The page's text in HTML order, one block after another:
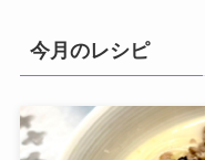
今月のレシピ